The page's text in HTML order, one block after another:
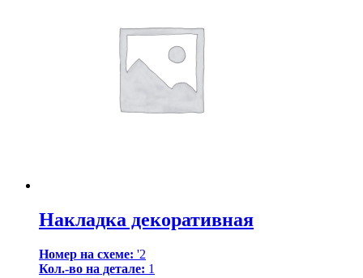
Накладка декоративная
Номер на схеме: '2
Кол.-во на детале: 1